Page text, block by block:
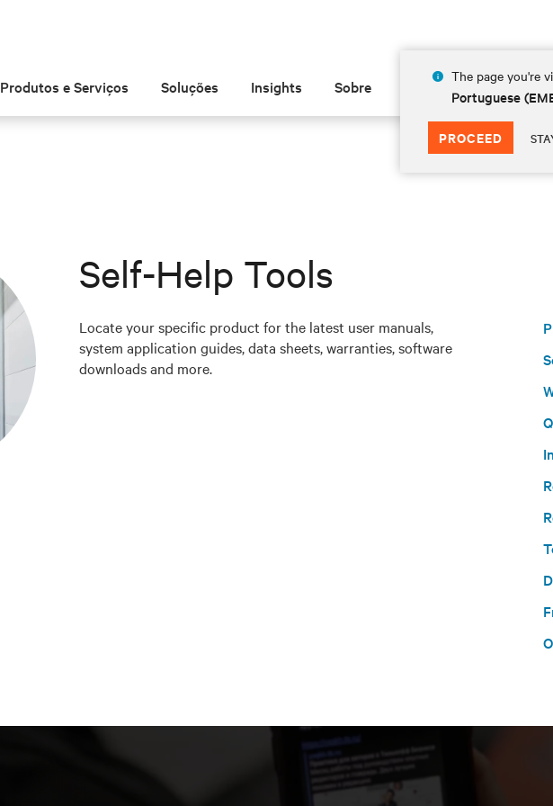
The page you're
Portuguese
PROCEED
Produtos e Serviços Soluções Insights Sobre
Self-Help Tools
Locate your specific product for the latest user manuals,
system application guides, data sheets, warranties, software
downloads and more.